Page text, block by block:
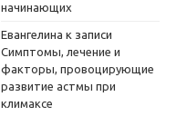
начинающих
Евангелина к записи
Симптомы, лечение и
факторы, провоцирующие
развитие астмы при
климаксе